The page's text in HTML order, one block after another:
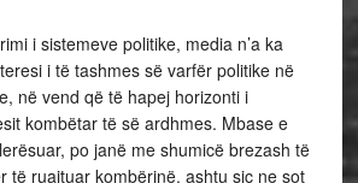
i sistemeve politike, media n’a ka
i të tashmes së varfër politike në
në vend që të hapej horizonti i
kombëtar të së ardhmes. Mbase e
po janë me shumicë brezash të
të ruajtuar kombërinë, ashtu siç ne sot